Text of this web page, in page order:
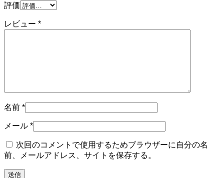
評価
レビュー *
名前 *
メール *
次回のコメントで使用するためブラウザーに自分の名
前、メールアドレス、サイトを保存する。